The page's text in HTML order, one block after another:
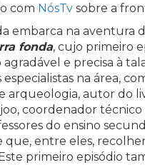
com NósTv sobre a
embarca na aventura
fonda, cujo primeiro
e precisa à
na área,
arqueologia, autor do
coordenador técnico
do ensino
que, entre eles,
primeiro episódio